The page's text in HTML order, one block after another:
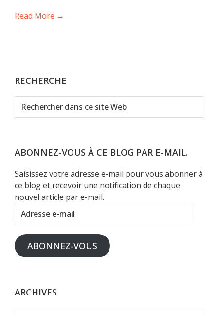
Read More →
RECHERCHE
Rechercher
dans
Web
ABONNEZ-VOUS À CE BLOG PAR E-MAIL.
Saisissez votre adresse e-mail pour vous abonner à
ce blog et recevoir une notification de chaque
nouvel article par e-mail.
Adresse
e-
mail
ABONNEZ-VOUS
ARCHIVES